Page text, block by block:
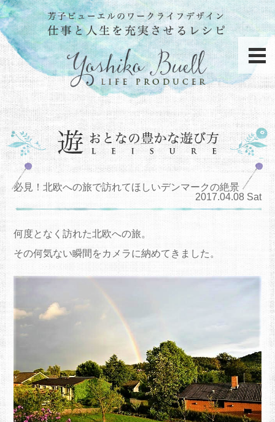
必見！北欧への旅で訪れてほしいデンマークの絶景
2017.04.08 Sat
何度となく訪れた北欧への旅。
その何気ない瞬間をカメラに納めてきました。